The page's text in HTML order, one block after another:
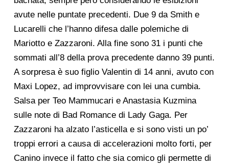
avute nelle puntate precedenti. Due 9 da Smith e
Lucarelli che l’hanno difesa dalle polemiche di
Mariotto e Zazzaroni. Alla fine sono 31 i punti che
sommati all’8 della prova precedente danno 39 punti.
A sorpresa è suo figlio Valentin di 14 anni, avuto con
Maxi Lopez, ad improvvisare con lei una cumbia.
Salsa per Teo Mammucari e Anastasia Kuzmina
sulle note di Bad Romance di Lady Gaga. Per
Zazzaroni ha alzato l’asticella e si sono visti un po’
troppi errori a causa di accelerazioni molto forti, per
Canino invece il fatto che sia comico gli permette di